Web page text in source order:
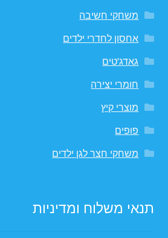
משחקי חשיבה
אחסון לחדרי ילדים
גאדג'טים
חומרי יצירה
מוצרי קיץ
פופים
משחקי חצר לגן ילדים
תנאי משלוח ומדיניות